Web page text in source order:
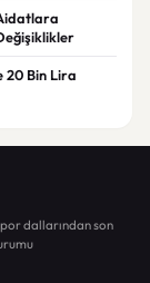
20 Bin Lira
dallarından son